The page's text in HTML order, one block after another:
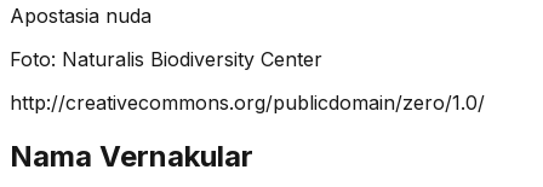
Apostasia nuda
Foto: Naturalis Biodiversity Center
http://creativecommons.org/publicdomain/zero/1.0/
Nama Vernakular